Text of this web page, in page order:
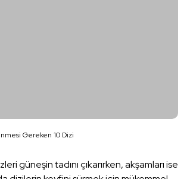
Gereken 10 Dizi
güneşin tadını çıkarırken, akşamları ise